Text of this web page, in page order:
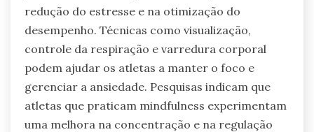
redução do estresse e na otimização do
desempenho. Técnicas como visualização,
controle da respiração e varredura corporal
podem ajudar os atletas a manter o foco e
gerenciar a ansiedade. Pesquisas indicam que
atletas que praticam mindfulness experimentam
uma melhora na concentração e na regulação